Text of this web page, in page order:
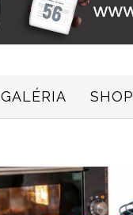
GALÉRIA SHOP